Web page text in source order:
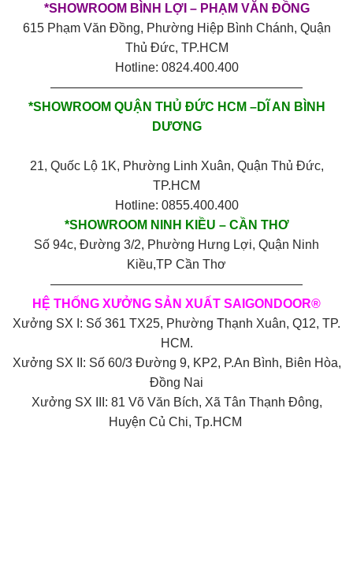
*SHOWROOM BÌNH LỢI – PHẠM VĂN ĐỒNG
615 Phạm Văn Đồng, Phường Hiệp Bình Chánh, Quận
Thủ Đức, TP.HCM
Hotline: 0824.400.400
————————————————————
*SHOWROOM QUẬN THỦ ĐỨC HCM –DĨ AN BÌNH
DƯƠNG
21, Quốc Lộ 1K, Phường Linh Xuân, Quận Thủ Đức,
TP.HCM
Hotline: 0855.400.400
*SHOWROOM NINH KIỀU – CẦN THƠ
Số 94c, Đường 3/2, Phường Hưng Lợi, Quận Ninh
Kiều,TP Cần Thơ
————————————————————
HỆ THỐNG XƯỞNG SẢN XUẤT SAIGONDOOR®
Xưởng SX I: Số 361 TX25, Phường Thạnh Xuân, Q12, TP.
HCM.
Xưởng SX II: Số 60/3 Đường 9, KP2, P.An Bình, Biên Hòa,
Đồng Nai
Xưởng SX III: 81 Võ Văn Bích, Xã Tân Thạnh Đông,
Huyện Củ Chi, Tp.HCM